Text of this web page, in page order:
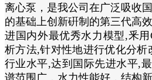
离心泵，是我公司在广泛吸收
的基础上创新硏制的第三代高
进国内外最优秀水力模型,釆
析方法,针对性地进行优化分析
行业水平,达到国际先进水平,
谱范围广，水力性能好，结构